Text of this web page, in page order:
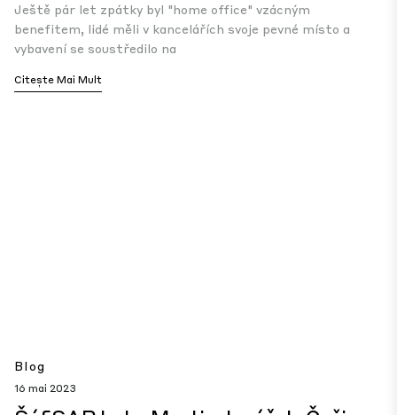
Ještě pár let zpátky byl "home office" vzácným
benefitem, lidé měli v kancelářích svoje pevné místo a
vybavení se soustředilo na
Citește Mai Mult
Blog
16 mai 2023